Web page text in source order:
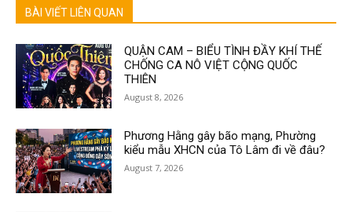
BÀI VIẾT LIÊN QUAN
QUẬN CAM – BIỂU TÌNH ĐẦY KHÍ THẾ
CHỐNG CA NÔ VIỆT CỘNG QUỐC
THIÊN
August 8, 2026
Phương Hằng gây bão mạng, Phường
kiểu mẫu XHCN của Tô Lâm đi về đâu?
August 7, 2026